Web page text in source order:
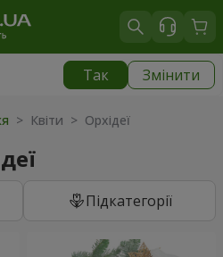
Так Змінити
> Квіти > Орхідеї
Підкатегорії